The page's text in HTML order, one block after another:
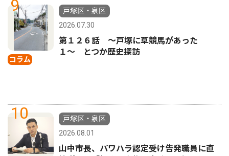
9
コラム
戸塚区・泉区
2026.07.30
第１２６話 〜戸塚に草競馬があった
１〜 とつか歴史探訪
10
戸塚区・泉区
2026.08.01
山中市長、パワハラ認定受け告発職員に直